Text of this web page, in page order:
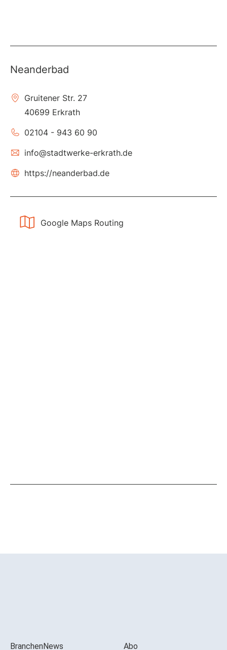
Neanderbad
Gruitener Str. 27
40699 Erkrath
02104 - 943 60 90
info@stadtwerke-erkrath.de
https://neanderbad.de
Google Maps Routing
BranchenNews Abo